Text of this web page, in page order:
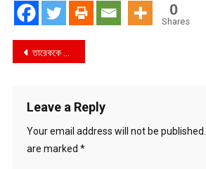
0
Shares
Post
তারেককে মাসে এক কোটি টাকা দিতো শামীম: তথ্যমন্ত্রী
Leave a Reply
Your email address will not be published.
are marked *